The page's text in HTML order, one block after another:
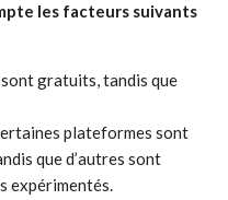
les facteurs suivants
gratuits, tandis que
plateformes sont
que d’autres sont
expérimentés.